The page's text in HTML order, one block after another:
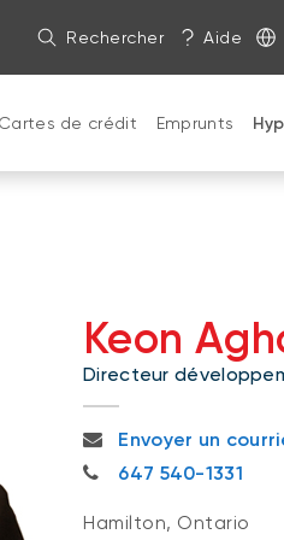
Rechercher Aide
Cartes de crédit Emprunts
Keon
Directeur
Envoyer un
647 540-1331
647 540-1331
Hamilton, Ontario